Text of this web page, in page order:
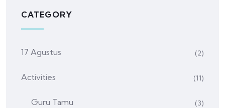
CATEGORY
17 Agustus (2)
Activities (11)
Guru Tamu (3)